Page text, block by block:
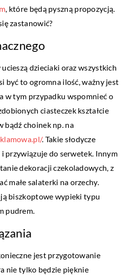
, które będą pyszną propozycją.
zastanowić?
dzieciaki oraz wszystkich
być to ogromna ilość, ważny jest
w tym przypadku wspomnieć o
ciasteczek kształcie
bądź choinek np. na
. Takie słodycze
i przywiązuje do serwetek. Innym
dekoracji czekoladowych, z
małe salaterki na orzechy.
biszkoptowe wypieki typu
pudrem.
jest przygotowanie
nie tylko będzie pięknie